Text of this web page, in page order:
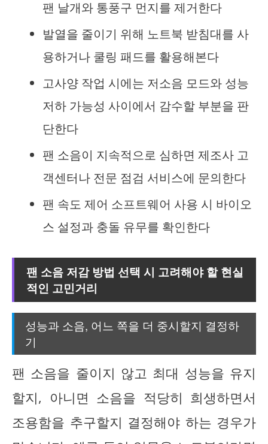
팬 날개와 통풍구 먼지를 제거한다
발열을 줄이기 위해 노트북 받침대를 사
용하거나 쿨링 패드를 활용해본다
고사양 작업 시에는 저소음 모드와 성능
저하 가능성 사이에서 감수할 부분을 판
단한다
팬 소음이 지속적으로 심하면 제조사 고
객센터나 전문 점검 서비스에 문의한다
팬 속도 제어 소프트웨어 사용 시 바이오
스 설정과 충돌 유무를 확인한다
팬 소음 저감 방법 선택 시 고려해야 할 현실
적인 고민거리
성능과 소음, 어느 쪽을 더 중시할지 결정하
기
팬 소음을 줄이지 않고 최대 성능을 유지
할지, 아니면 소음을 적당히 희생하면서
조용함을 추구할지 결정해야 하는 경우가